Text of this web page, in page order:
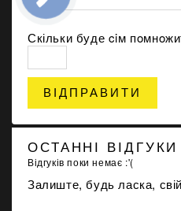
Скільки буде ciм
ВІДПРАВИТИ
ОСТАННІ ВІДГУКИ
Відгуків поки немає :'(
Залиште, будь ласка,